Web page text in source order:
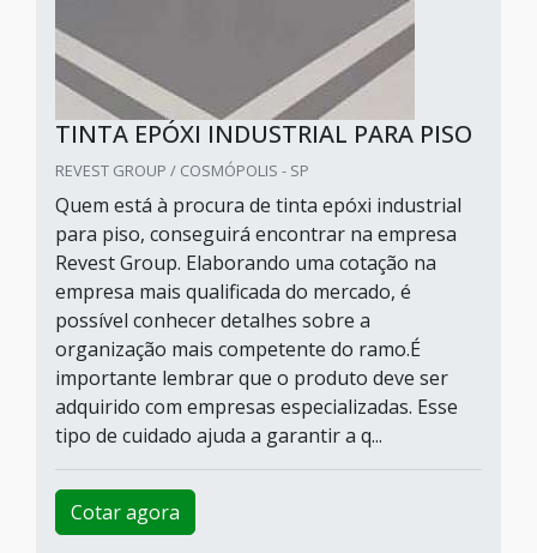
TINTA EPÓXI INDUSTRIAL PARA PISO
REVEST GROUP / COSMÓPOLIS - SP
Quem está à procura de tinta epóxi industrial
para piso, conseguirá encontrar na empresa
Revest Group. Elaborando uma cotação na
empresa mais qualificada do mercado, é
possível conhecer detalhes sobre a
organização mais competente do ramo.É
importante lembrar que o produto deve ser
adquirido com empresas especializadas. Esse
tipo de cuidado ajuda a garantir a q...
Cotar agora